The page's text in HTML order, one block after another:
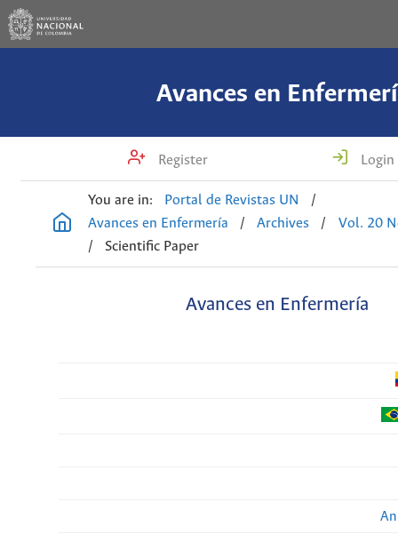
Avances en
Register Login
You are in: Portal de Revistas UN
/
Avances en Enfermería
/ Archives /
Vol. 20
/
Scientific Paper
Avances en Enfermería